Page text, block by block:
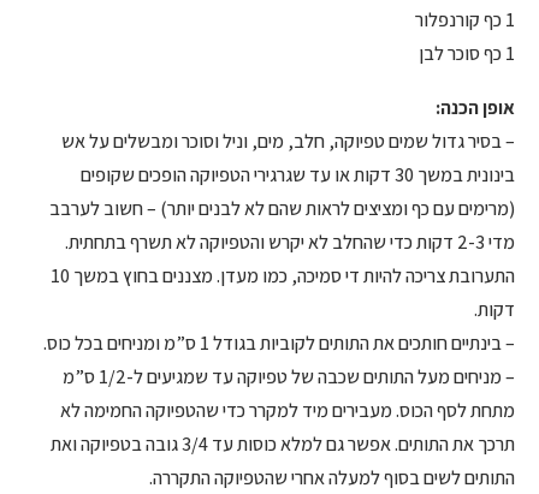
1 כף קורנפלור
1 כף סוכר לבן
אופן הכנה:
– בסיר גדול שמים טפיוקה, חלב, מים, וניל וסוכר ומבשלים על אש
בינונית במשך 30 דקות או עד שגרגירי הטפיוקה הופכים שקופים
(מרימים עם כף ומציצים לראות שהם לא לבנים יותר) – חשוב לערבב
מדי 2-3 דקות כדי שהחלב לא יקרש והטפיוקה לא תשרף בתחתית.
התערובת צריכה להיות די סמיכה, כמו מעדן. מצננים בחוץ במשך 10
דקות.
– בינתיים חותכים את התותים לקוביות בגודל 1 ס”מ ומניחים בכל כוס.
– מניחים מעל התותים שכבה של טפיוקה עד שמגיעים ל-1/2 ס”מ
מתחת לסף הכוס. מעבירים מיד למקרר כדי שהטפיוקה החמימה לא
תרכך את התותים. אפשר גם למלא כוסות עד 3/4 גובה בטפיוקה ואת
התותים לשים בסוף למעלה אחרי שהטפיוקה התקררה.